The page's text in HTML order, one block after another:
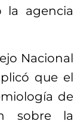
la agencia
Nacional
que el
de
sobre la